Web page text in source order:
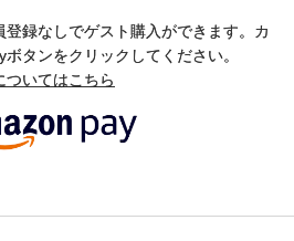
録なしでゲスト購入ができます。カ
タンをクリックしてください。
いてはこちら